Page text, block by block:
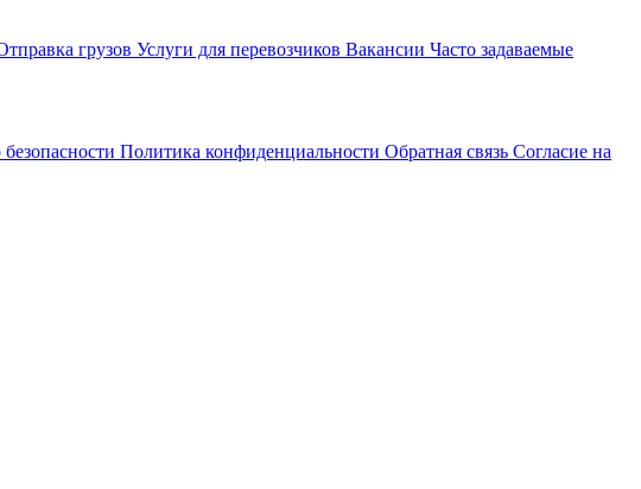
грузов Услуги для перевозчиков Вакансии Часто задаваемые
Политика конфиденциальности Обратная связь Согласие на